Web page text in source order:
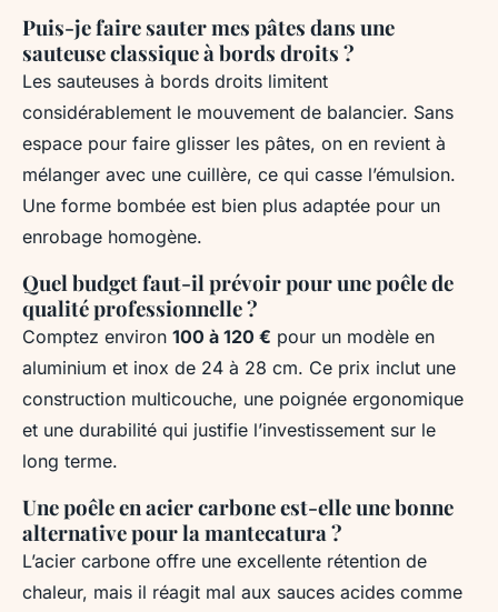
Puis-je faire sauter mes pâtes dans une
sauteuse classique à bords droits ?
Les sauteuses à bords droits limitent
considérablement le mouvement de balancier. Sans
espace pour faire glisser les pâtes, on en revient à
mélanger avec une cuillère, ce qui casse l’émulsion.
Une forme bombée est bien plus adaptée pour un
enrobage homogène.
Quel budget faut-il prévoir pour une poêle de
qualité professionnelle ?
Comptez environ 100 à 120 € pour un modèle en
aluminium et inox de 24 à 28 cm. Ce prix inclut une
construction multicouche, une poignée ergonomique
et une durabilité qui justifie l’investissement sur le
long terme.
Une poêle en acier carbone est-elle une bonne
alternative pour la mantecatura ?
L’acier carbone offre une excellente rétention de
chaleur, mais il réagit mal aux sauces acides comme